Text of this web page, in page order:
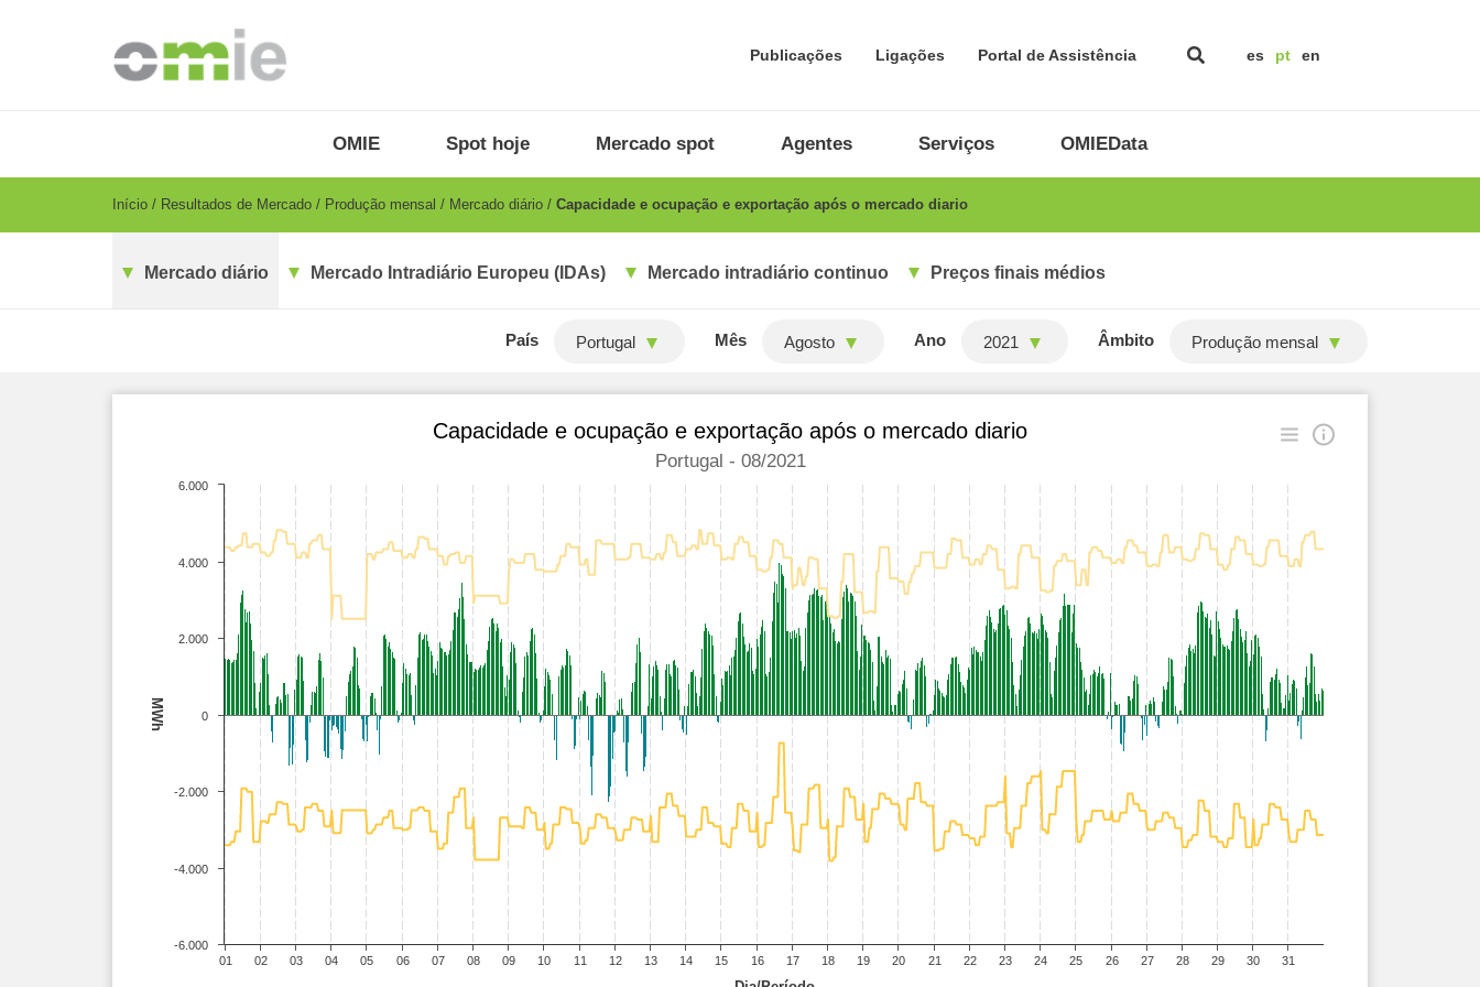
Publicações Ligações Portal de Assistência es pt en
PT
OMIE Spot hoje Mercado spot Agentes Serviços OMIEData
Breadcrumb
Início Resultados de Mercado Produção mensal Mercado diário Capacidade e ocupação e exportação após o mercado diario
Mercado diário Mercado Intradiário Europeu (IDAs) Mercado intradiário continuo Preços finais médios
País Portugal Mês Agosto Ano 2021 Âmbito Produção mensal
MWh
Capacidade e ocupação e exportação após o mercado diario
Portugal - 08/2021
01 02 03 04 05 06 07 08 09 10 11 12 13 14 15 16 17 18 19 20 21 22 23 24 25 26 27 28 29 30 31
-6.000
-4.000
-2.000
0
2.000
4.000
6.000